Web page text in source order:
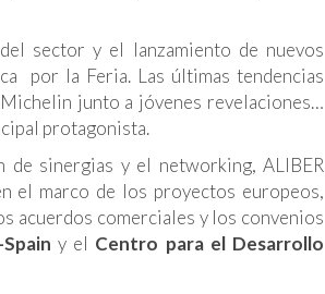
sector y el lanzamiento de nuevos
por la Feria. Las últimas tendencias
junto a jóvenes revelaciones…
protagonista.
sinergias y el networking, ALIBER
el marco de los proyectos europeos,
acuerdos comerciales y los convenios
y el Centro para el Desarrollo